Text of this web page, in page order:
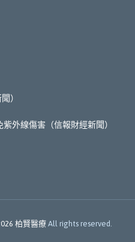
）
外線傷害（信報財經新聞）
柏賢醫療 All rights reserved.